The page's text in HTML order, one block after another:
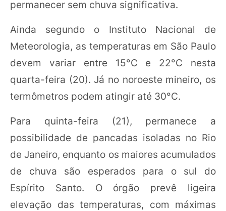
permanecer sem chuva significativa.
Ainda segundo o Instituto Nacional de
Meteorologia, as temperaturas em São Paulo
devem variar entre 15°C e 22°C nesta
quarta-feira (20). Já no noroeste mineiro, os
termômetros podem atingir até 30°C.
Para quinta-feira (21), permanece a
possibilidade de pancadas isoladas no Rio
de Janeiro, enquanto os maiores acumulados
de chuva são esperados para o sul do
Espírito Santo. O órgão prevê ligeira
elevação das temperaturas, com máximas